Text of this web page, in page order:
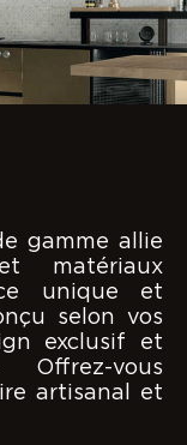
gamme allie
matériaux
unique et
selon vos
exclusif et
vous
artisanal et